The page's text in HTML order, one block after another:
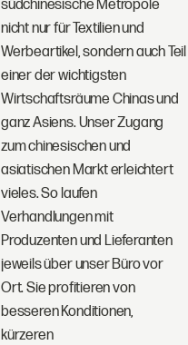
südchinesische Metropole
nicht nur für Textilien und
Werbeartikel, sondern auch Teil
einer der wichtigsten
Wirtschaftsräume Chinas und
ganz Asiens. Unser Zugang
zum chinesischen und
asiatischen Markt erleichtert
vieles. So laufen
Verhandlungen mit
Produzenten und Lieferanten
jeweils über unser Büro vor
Ort. Sie profitieren von
besseren Konditionen,
kürzeren